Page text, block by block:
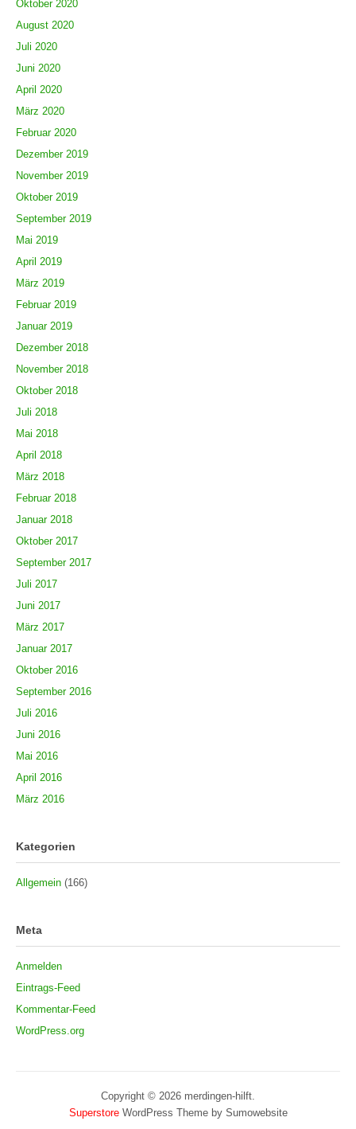
Oktober 2020
August 2020
Juli 2020
Juni 2020
April 2020
März 2020
Februar 2020
Dezember 2019
November 2019
Oktober 2019
September 2019
Mai 2019
April 2019
März 2019
Februar 2019
Januar 2019
Dezember 2018
November 2018
Oktober 2018
Juli 2018
Mai 2018
April 2018
März 2018
Februar 2018
Januar 2018
Oktober 2017
September 2017
Juli 2017
Juni 2017
März 2017
Januar 2017
Oktober 2016
September 2016
Juli 2016
Juni 2016
Mai 2016
April 2016
März 2016
Kategorien
Allgemein (166)
Meta
Anmelden
Eintrags-Feed
Kommentar-Feed
WordPress.org
Copyright © 2026 merdingen-hilft.
SuperstoreWordPress Theme by Sumowebsite